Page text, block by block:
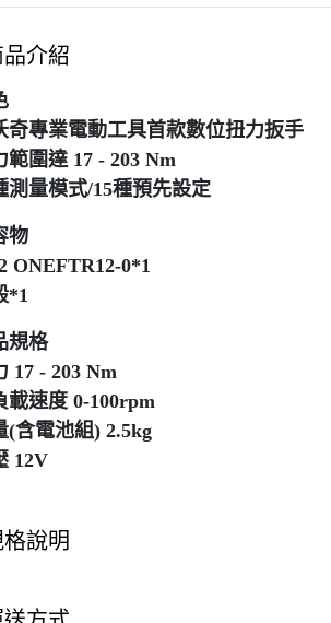
品介紹
奇專業電動工具首款數位扭力扳手
範圍達 17 - 203 Nm
測量模式/15種預先設定
物
ONEFTR12-0*1
*1
規格
17 - 203 Nm
載速度 0-100rpm
(含電池組) 2.5kg
12V
說明